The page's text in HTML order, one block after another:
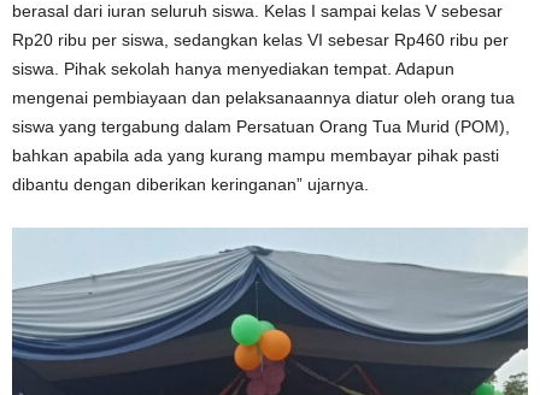
berasal dari iuran seluruh siswa. Kelas I sampai kelas V sebesar
Rp20 ribu per siswa, sedangkan kelas VI sebesar Rp460 ribu per
siswa. Pihak sekolah hanya menyediakan tempat. Adapun
mengenai pembiayaan dan pelaksanaannya diatur oleh orang tua
siswa yang tergabung dalam Persatuan Orang Tua Murid (POM),
bahkan apabila ada yang kurang mampu membayar pihak pasti
dibantu dengan diberikan keringanan” ujarnya.